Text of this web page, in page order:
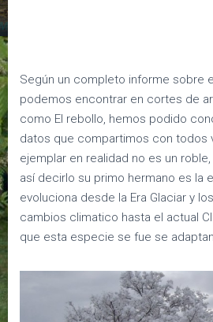
Según un completo informe sobre
podemos encontrar en cortes de
como El rebollo, hemos podido
datos que compartimos con todos
ejemplar en realidad no es un
así decirlo su primo hermano es la
evoluciona desde la Era Glaciar y
cambios climatico hasta el actual
que esta especie se fue se